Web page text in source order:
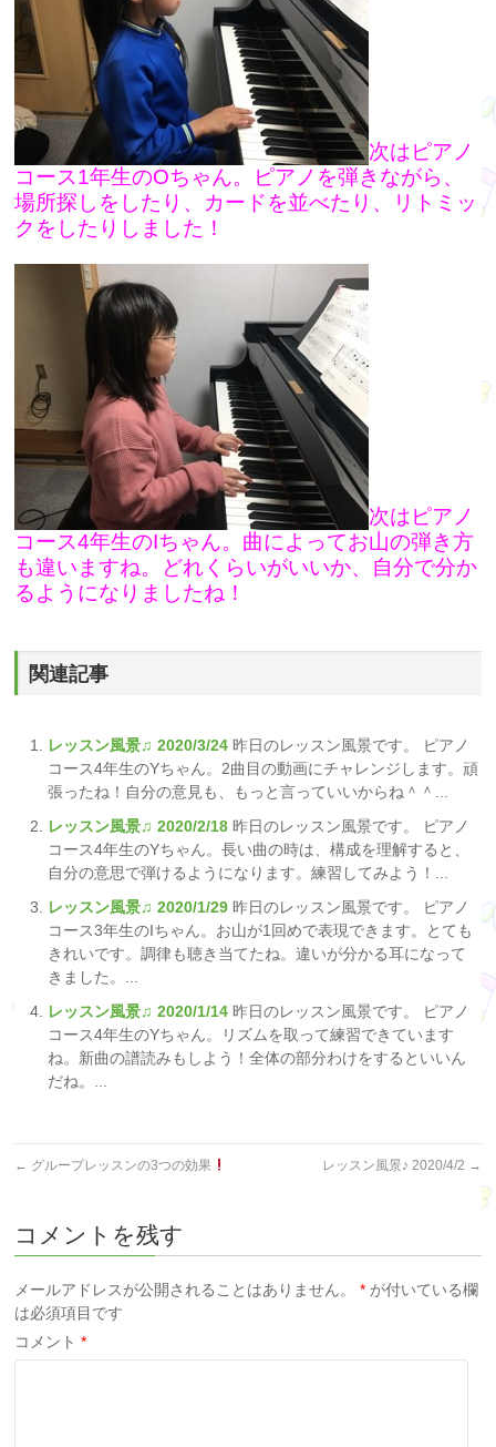
次はピアノ
コース1年生のOちゃん。ピアノを弾きながら、
場所探しをしたり、カードを並べたり、リトミッ
クをしたりしました！
次はピアノ
コース4年生のIちゃん。曲によってお山の弾き方
も違いますね。どれくらいがいいか、自分で分か
るようになりましたね！
関連記事
レッスン風景♫ 2020/3/24 昨日のレッスン風景です。 ピアノ
コース4年生のYちゃん。2曲目の動画にチャレンジします。頑
張ったね！自分の意見も、もっと言っていいからね＾＾...
レッスン風景♫ 2020/2/18 昨日のレッスン風景です。 ピアノ
コース4年生のYちゃん。長い曲の時は、構成を理解すると、
自分の意思で弾けるようになります。練習してみよう！...
レッスン風景♫ 2020/1/29 昨日のレッスン風景です。 ピアノ
コース3年生のIちゃん。お山が1回めで表現できます。とても
きれいです。調律も聴き当てたね。違いが分かる耳になって
きました。...
レッスン風景♫ 2020/1/14 昨日のレッスン風景です。 ピアノ
コース4年生のYちゃん。リズムを取って練習できています
ね。新曲の譜読みもしよう！全体の部分わけをするといいん
だね。...
← グループレッスンの3つの効果 レッスン風景♪ 2020/4/2 →
コメントを残す
メールアドレスが公開されることはありません。 * が付いている欄
は必須項目です
コメント*